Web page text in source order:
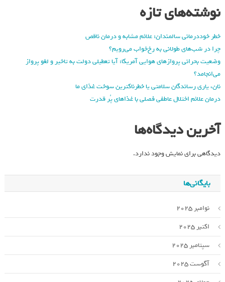
نوشته‌های تازه
خطر خوددرمانی سالمندان: علائم مشابه و درمان ناقص
چرا در شب‌های طولانی به رخ‌خواب می‌رویم؟
وضعیت بحرانی پروازهای هوایی آمریکا: آیا تعطیلی دولت به تاخیر و لغو پرواز
می‌انجامد؟
نان، یاری رساندگان سلامتی یا خطرناکترین سوخت غذای ما
درمان علائم اختلال عاطفی فصلی با غذاهای پُر قدرت
آخرین دیدگاه‌ها
دیدگاهی برای نمایش وجود ندارد.
بایگانی‌ها
نوامبر 2025
اکتبر 2025
سپتامبر 2025
آگوست 2025